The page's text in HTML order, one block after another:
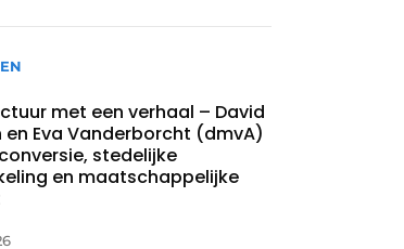
met een verhaal – David
en Eva Vanderborcht (dmvA)
stedelijke
en maatschappelijke